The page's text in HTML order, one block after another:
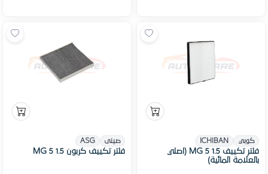
كوبي ICHIBAN
فلتر تكييف MG 5 1.5 (اصلي
بالعلامة المائية)
صينى ASG
فلتر تكييف كربون MG 5 1.5